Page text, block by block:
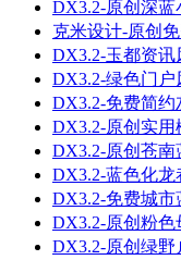
DX3.2-原创深蓝
克米设计-原创
DX3.2-玉都资讯
DX3.2-绿色门户
DX3.2-免费简约
DX3.2-原创实用
DX3.2-原创苍南
DX3.2-蓝色化龙
DX3.2-免费城市
DX3.2-原创粉色
DX3.2-原创绿野